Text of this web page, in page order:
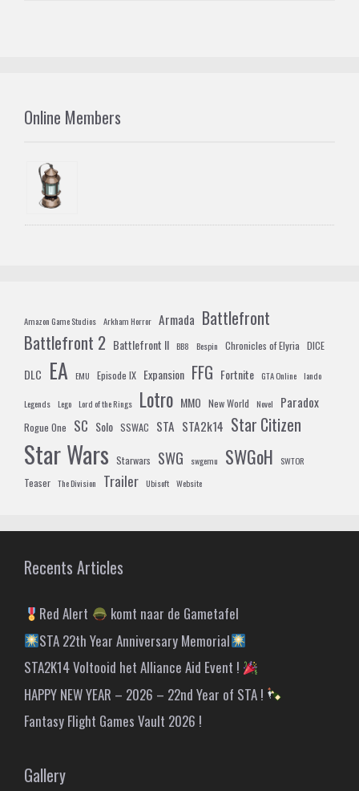
Online Members
Amazon Game Studios Arkham Horror Armada Battlefront
Battlefront 2 Battlefront II BB8 Bespin Chronicles of Elyria DICE
DLC EA EMU Episode IX Expansion FFG Fortnite GTA Online lando
Legends Lego Lord of the Rings Lotro MMO New World Novel Paradox
Rogue One SC Solo SSWAC STA STA2k14 Star Citizen
Star Wars Starwars SWG swgemu SWGoH SWTOR
Teaser The Division Trailer Ubisoft Website
Recents Articles
Red Alert
komt naar de Gametafel
STA 22th Year Anniversary Memorial
STA2K14 Voltooid het Alliance Aid Event !
HAPPY NEW YEAR – 2026 – 22nd Year of STA !
Fantasy Flight Games Vault 2026 !
Gallery